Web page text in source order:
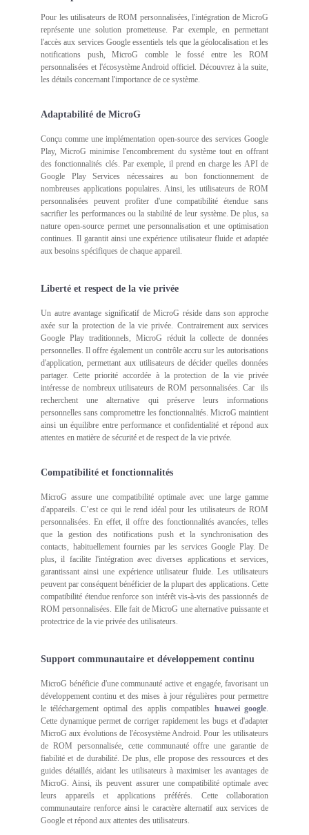
Pour les utilisateurs de ROM personnalisées, l'intégration de MicroG
représente une solution prometteuse. Par exemple, en permettant
l'accès aux services Google essentiels tels que la géolocalisation et les
notifications push, MicroG comble le fossé entre les ROM
personnalisées et l'écosystème Android officiel. Découvrez à la suite,
les détails concernant l'importance de ce système.
Adaptabilité de MicroG
Conçu comme une implémentation open-source des services Google
Play, MicroG minimise l'encombrement du système tout en offrant
des fonctionnalités clés. Par exemple, il prend en charge les API de
Google Play Services nécessaires au bon fonctionnement de
nombreuses applications populaires. Ainsi, les utilisateurs de ROM
personnalisées peuvent profiter d'une compatibilité étendue sans
sacrifier les performances ou la stabilité de leur système. De plus, sa
nature open-source permet une personnalisation et une optimisation
continues. Il garantit ainsi une expérience utilisateur fluide et adaptée
aux besoins spécifiques de chaque appareil.
Liberté et respect de la vie privée
Un autre avantage significatif de MicroG réside dans son approche
axée sur la protection de la vie privée. Contrairement aux services
Google Play traditionnels, MicroG réduit la collecte de données
personnelles. Il offre également un contrôle accru sur les autorisations
d'application, permettant aux utilisateurs de décider quelles données
partager. Cette priorité accordée à la protection de la vie privée
intéresse de nombreux utilisateurs de ROM personnalisées. Car ils
recherchent une alternative qui préserve leurs informations
personnelles sans compromettre les fonctionnalités. MicroG maintient
ainsi un équilibre entre performance et confidentialité et répond aux
attentes en matière de sécurité et de respect de la vie privée.
Compatibilité et fonctionnalités
MicroG assure une compatibilité optimale avec une large gamme
d'appareils. C’est ce qui le rend idéal pour les utilisateurs de ROM
personnalisées. En effet, il offre des fonctionnalités avancées, telles
que la gestion des notifications push et la synchronisation des
contacts, habituellement fournies par les services Google Play. De
plus, il facilite l'intégration avec diverses applications et services,
garantissant ainsi une expérience utilisateur fluide. Les utilisateurs
peuvent par conséquent bénéficier de la plupart des applications. Cette
compatibilité étendue renforce son intérêt vis-à-vis des passionnés de
ROM personnalisées. Elle fait de MicroG une alternative puissante et
protectrice de la vie privée des utilisateurs.
Support communautaire et développement continu
MicroG bénéficie d'une communauté active et engagée, favorisant un
développement continu et des mises à jour régulières pour permettre
le téléchargement optimal des applis compatibles huawei google
Cette dynamique permet de corriger rapidement les bugs et d'adapter
MicroG aux évolutions de l'écosystème Android. Pour les utilisateurs
de ROM personnalisée, cette communauté offre une garantie de
fiabilité et de durabilité. De plus, elle propose des ressources et des
guides détaillés, aidant les utilisateurs à maximiser les avantages de
MicroG. Ainsi, ils peuvent assurer une compatibilité optimale avec
leurs appareils et applications préférés. Cette collaboration
communautaire renforce ainsi le caractère alternatif aux services de
Google et répond aux attentes des utilisateurs.